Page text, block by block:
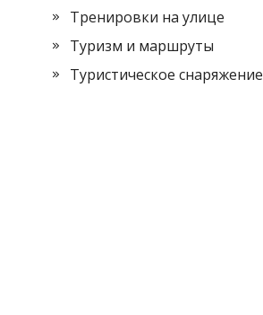
Тренировки на улице
Туризм и маршруты
Туристическое снаряжение